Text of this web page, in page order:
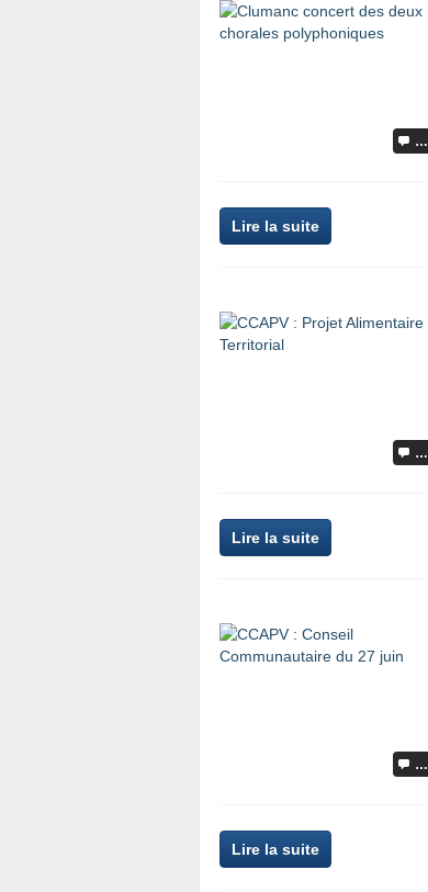
…
Lire la suite
…
Lire la suite
…
Lire la suite